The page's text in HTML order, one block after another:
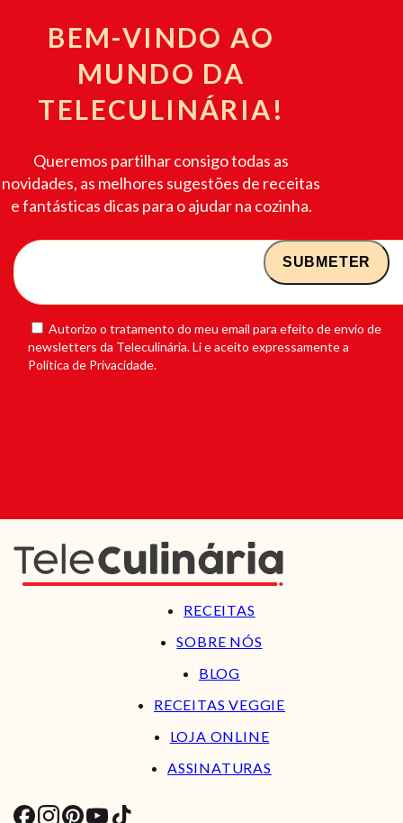
BEM-VINDO AO
MUNDO DA
TELECULINÁRIA!
Queremos partilhar consigo todas as
novidades, as melhores sugestões de receitas
e fantásticas dicas para o ajudar na cozinha.
Autorizo o tratamento do meu email para efeito de envio de
newsletters da Teleculinária. Li e aceito expressamente a
Política de Privacidade.
RECEITAS
SOBRE NÓS
BLOG
RECEITAS VEGGIE
LOJA ONLINE
ASSINATURAS